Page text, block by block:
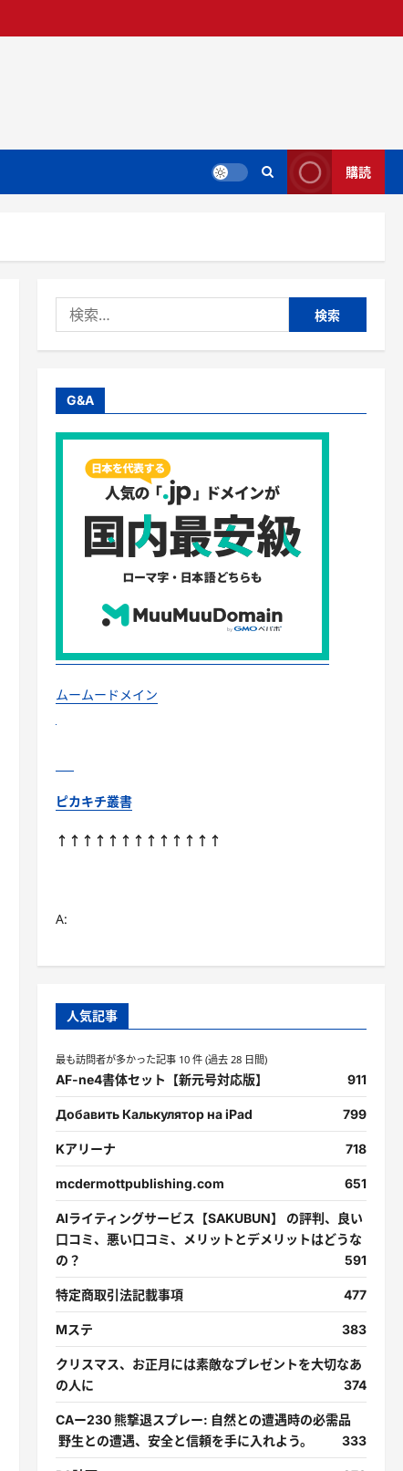
購読
索:
G&A
ムームードメイン
ピカキチ叢書
↑↑↑↑↑↑↑↑↑↑↑↑↑
A:
人気記事
最も訪問者が多かった記事 10 件 (過去 28 日間)
AF-ne4書体セット【新元号対応版】 911
Добавить Калькулятор на iPad 799
Kアリーナ 718
mcdermottpublishing.com 651
AIライティングサービス【SAKUBUN】 の評判、良い
口コミ、悪い口コミ、メリットとデメリットはどうな
の？
591
特定商取引法記載事項 477
Mステ 383
クリスマス、お正月には素敵なプレゼントを大切なあ
の人に
374
CAー230 熊撃退スプレー: 自然との遭遇時の必需品
野生との遭遇、安全と信頼を手に入れよう。
333